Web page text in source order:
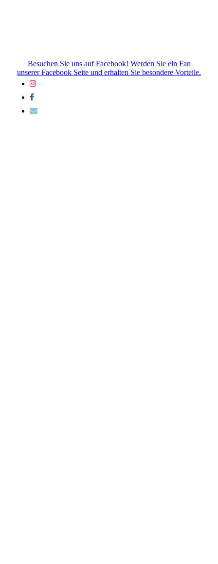
Besuchen Sie uns auf Facebook! Werden Sie ein Fan
unserer Facebook Seite und erhalten Sie besondere Vorteile.